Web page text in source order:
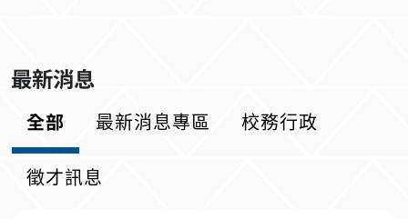
最新消息
全部 最新消息專區 校務行政
徵才訊息